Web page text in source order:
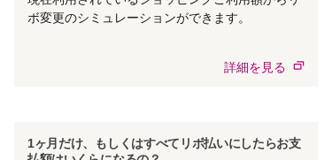
ボ変更のシミュレーションができます。
詳細を見る
1ヶ月だけ、もしくはすべてリボ払いにしたらお支